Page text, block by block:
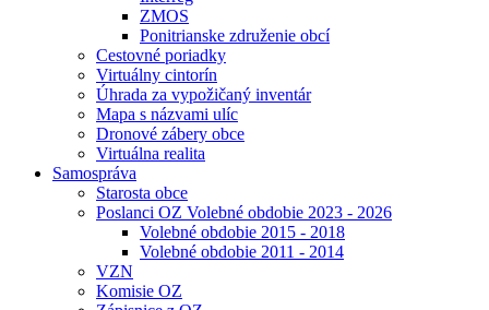
ZMOS
Ponitrianske združenie obcí
Cestovné poriadky
Virtuálny cintorín
Úhrada za vypožičaný inventár
Mapa s názvami ulíc
Dronové zábery obce
Virtuálna realita
Samospráva
Starosta obce
Poslanci OZ Volebné obdobie 2023 - 2026
Volebné obdobie 2015 - 2018
Volebné obdobie 2011 - 2014
VZN
Komisie OZ